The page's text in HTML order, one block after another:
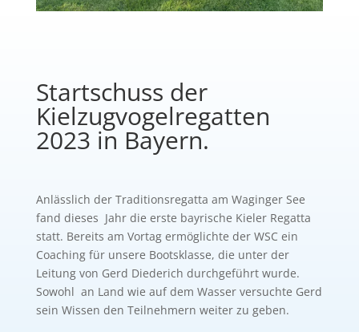
Startschuss der
Kielzugvogelregatten
2023 in Bayern.
Anlässlich der Traditionsregatta am Waginger See
fand dieses Jahr die erste bayrische Kieler Regatta
statt. Bereits am Vortag ermöglichte der WSC ein
Coaching für unsere Bootsklasse, die unter der
Leitung von Gerd Diederich durchgeführt wurde.
Sowohl an Land wie auf dem Wasser versuchte Gerd
sein Wissen den Teilnehmern weiter zu geben.